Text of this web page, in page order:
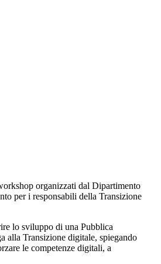
organizzati dal Dipartimento
per i responsabili della Transizione
lo sviluppo di una Pubblica
alla Transizione digitale, spiegando
le competenze digitali, a